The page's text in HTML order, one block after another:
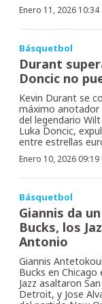
Enero 11, 2026 10:34
Básquetbol
Durant
Doncic no
Kevin Durant se
máximo anotador
del legendario
Luka Doncic,
entre estrellas
Enero 10, 2026 09:19
Básquetbol
Giannis da
Bucks, los
Antonio
Giannis
Bucks en
Jazz asaltaron
Detroit, y Jose